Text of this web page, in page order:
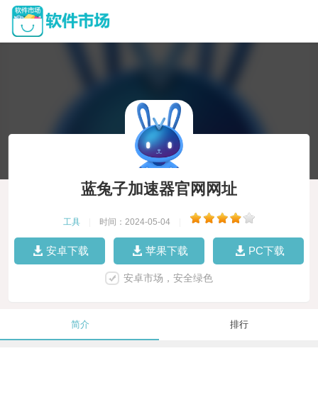
蓝兔子加速器官网网址
工具 时间：2024-05-04
安卓下载 苹果下载 PC下载
安卓市场，安全绿色
简介 排行